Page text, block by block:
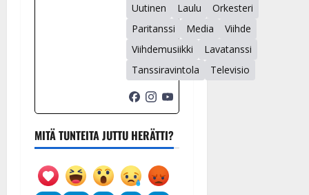
Uutinen
Laulu
Orkesteri
Paritanssi
Media
Viihde
Viihdemusiikki
Lavatanssi
Tanssiravintola
Televisio
MITÄ TUNTEITA JUTTU HERÄTTI?